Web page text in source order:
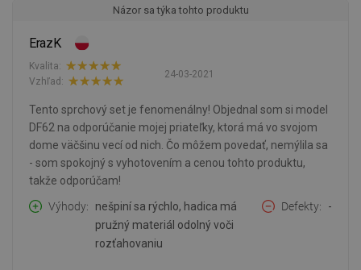
Názor sa týka tohto produktu
ErazK
24-03-2021
Kvalita:
Vzhľad:
Tento sprchový set je fenomenálny! Objednal som si model
DF62 na odporúčanie mojej priateľky, ktorá má vo svojom
dome väčšinu vecí od nich. Čo môžem povedať, nemýlila sa
- som spokojný s vyhotovením a cenou tohto produktu,
takže odporúčam!
Výhody
nešpiní sa rýchlo, hadica má
pružný materiál odolný voči
rozťahovaniu
Defekty -